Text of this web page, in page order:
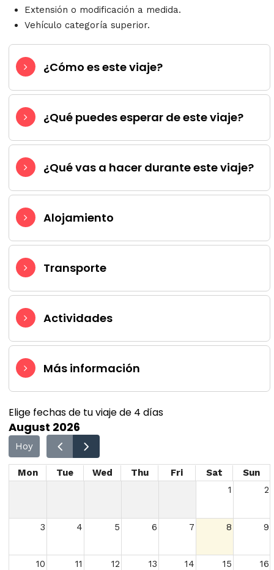
Extensión o modificación a medida.
Vehículo categoría superior.
¿Cómo es este viaje?
¿Qué puedes esperar de este viaje?
¿Qué vas a hacer durante este viaje?
Alojamiento
Transporte
Actividades
Más información
Elige fechas de tu viaje de 4 días
August 2026
Hoy
Mon Tue Wed Thu Fri Sat
Sun
1
2
3 4 5 6 7 8 9
10 11 12 13 14 15 16